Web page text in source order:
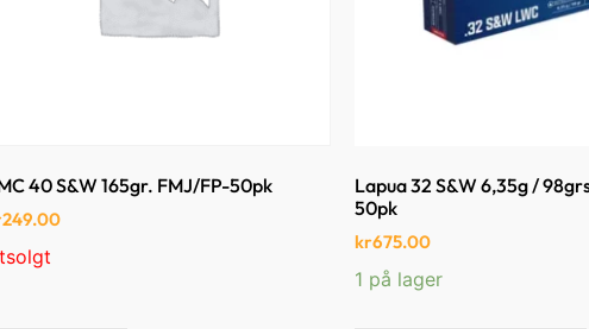
40 S&W 165gr. FMJ/FP-50pk
249.00
Lapua 32 S&W 6,35g /
50pk
kr675.00
1 på lager